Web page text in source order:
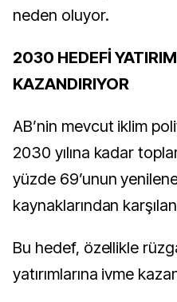
neden oluyor.
2030 HEDEFİ
KAZANDIRIYOR
AB’nin mevcut iklim
2030 yılına kadar
yüzde 69’unun
kaynaklarından
Bu hedef, özellikle
yatırımlarına ivme